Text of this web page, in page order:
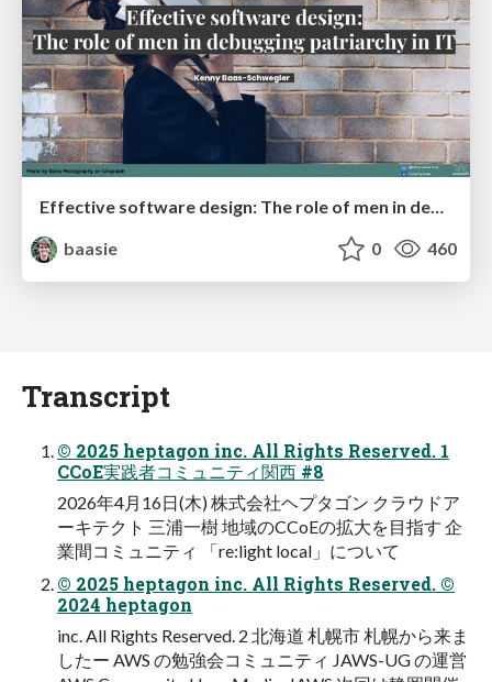
baasie
0 460
Transcript
© 2025 heptagon inc. All Rights Reserved. 1
CCoE実践者コミュニティ関西 #8
2026年4月16日(木) 株式会社ヘプタゴン クラウドア
ーキテクト 三浦一樹 地域のCCoEの拡大を目指す 企
業間コミュニティ 「re:light local」について
© 2025 heptagon inc. All Rights Reserved. ©
2024 heptagon
inc. All Rights Reserved. 2 北海道 札幌市 札幌から来ま
したー AWS の勉強会コミュニティ JAWS-UG の運営